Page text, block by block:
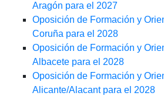
Aragón para el 2027
Oposición de Formación y
Coruña para el 2028
Oposición de Formación y
Albacete para el 2028
Oposición de Formación y
Alicante/Alacant para el 2028